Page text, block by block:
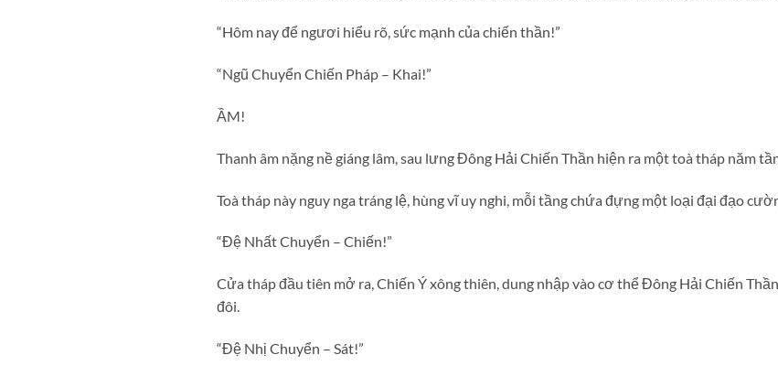
“Hôm nay để ngươi hiểu rõ, sức mạnh của chiến thần!”
“Ngũ Chuyển Chiến Pháp – Khai!”
ẦM!
Thanh âm nặng nề giáng lâm, sau lưng Đông Hải Chiến Thần hiện ra một toà tháp năm
Toà tháp này nguy nga tráng lệ, hùng vĩ uy nghi, mỗi tầng chứa đựng một loại đại đạo
“Đệ Nhất Chuyển – Chiến!”
Cửa tháp đầu tiên mở ra, Chiến Ý xông thiên, dung nhập vào cơ thể Đông Hải Chiến
đôi.
“Đệ Nhị Chuyển – Sát!”